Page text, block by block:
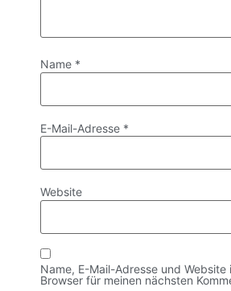
Name *
E-Mail-Adresse *
Website
Name, E-Mail-Adresse und Website
Browser für meinen nächsten